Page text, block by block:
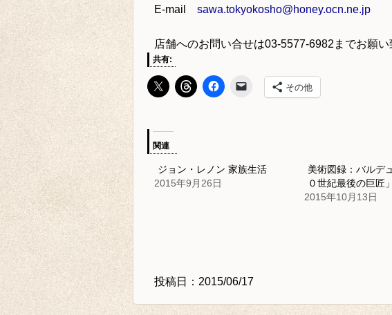
E-mail sawa.tokyokosho@honey.ocn.ne.jp
店舗へのお問い合せは03-5577-6982 までお願
共有:
その他
関連
ジョン・レノン 家族生活
2015年9月26日
美術図録：バルデ
０世紀最後の巨匠」
2015年10月13日
投稿日：2015/06/17